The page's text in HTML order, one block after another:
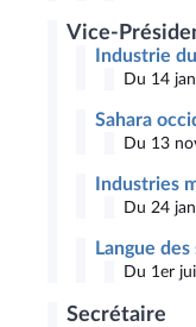
Vice-
Industrie
Du 14
Sahara
Du 13
Industries
Du 24
Langue des
Du 1er
Secrétaire